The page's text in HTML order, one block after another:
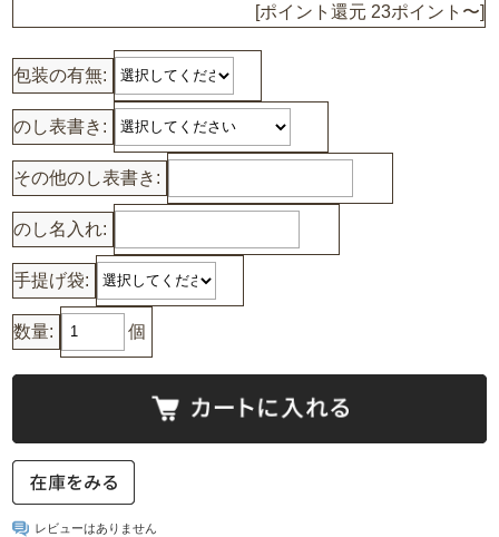
[ポイント還元 23ポイント〜]
包装の有無:
のし表書き:
その他のし表書き:
のし名入れ:
手提げ袋:
数量: 個
レビューはありません